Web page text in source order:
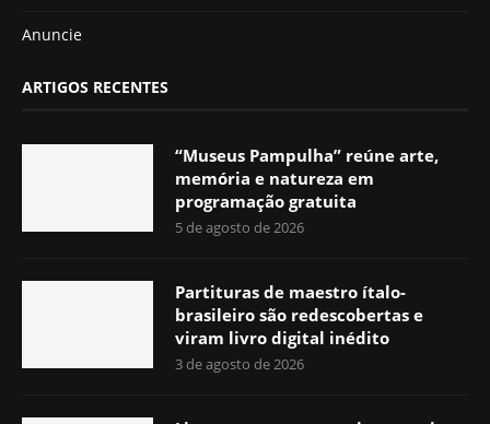
Anuncie
ARTIGOS RECENTES
“Museus Pampulha” reúne arte,
memória e natureza em
programação gratuita
5 de agosto de 2026
Partituras de maestro ítalo-
brasileiro são redescobertas e
viram livro digital inédito
3 de agosto de 2026